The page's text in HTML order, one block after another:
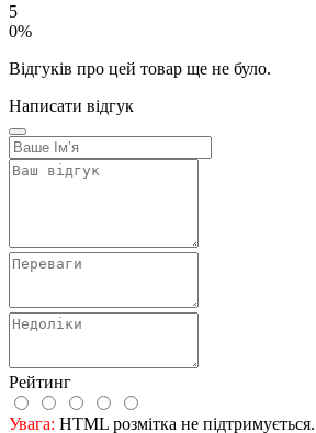
5
0%
Відгуків про цей товар ще не було.
Написати відгук
Рейтинг
Увага: HTML розмітка не